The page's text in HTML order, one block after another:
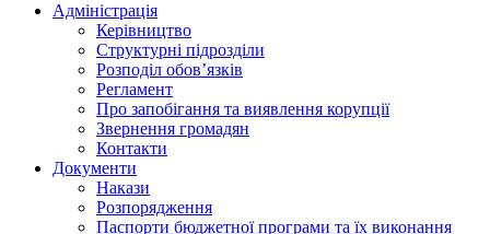
Адміністрація
Керівництво
Структурні підрозділи
Розподіл обов’язків
Регламент
Про запобігання та виявлення корупції
Звернення громадян
Контакти
Документи
Накази
Розпорядження
Паспорти бюджетної програми та їх виконання